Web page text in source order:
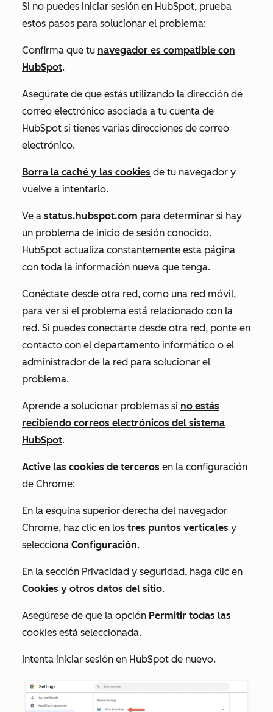
Si no puedes iniciar sesión en HubSpot, prueba
estos pasos para solucionar el problema:
Confirma que tu navegador es compatible con
HubSpot.
Asegúrate de que estás utilizando la dirección de
correo electrónico asociada a tu cuenta de
HubSpot si tienes varias direcciones de correo
electrónico.
Borra la caché y las cookies de tu navegador y
vuelve a intentarlo.
Ve a status.hubspot.com para determinar si hay
un problema de inicio de sesión conocido.
HubSpot actualiza constantemente esta página
con toda la información nueva que tenga.
Conéctate desde otra red, como una red móvil,
para ver si el problema está relacionado con la
red. Si puedes conectarte desde otra red, ponte en
contacto con el departamento informático o el
administrador de la red para solucionar el
problema.
Aprende a solucionar problemas si no estás
recibiendo correos electrónicos del sistema
HubSpot.
Active las cookies de terceros en la configuración
de Chrome:
En la esquina superior derecha del navegador
Chrome, haz clic en los tres puntos verticales y
selecciona Configuración.
En la sección Privacidad y seguridad, haga clic en
Cookies y otros datos del sitio.
Asegúrese de que la opción Permitir todas las
cookies está seleccionada.
Intenta iniciar sesión en HubSpot de nuevo.